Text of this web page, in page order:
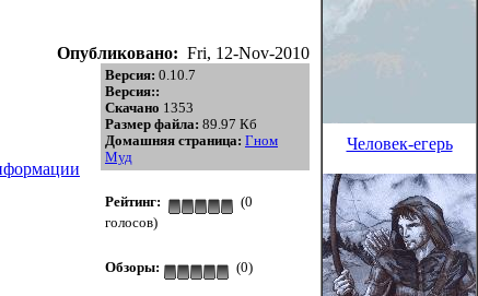
Опубликовано: Fri, 12-Nov-2010
Версия: 0.10.7
Версия::
Скачано 1353
Размер файла: 89.97 Кб
Домашняя страница: Гном
Муд
Рейтинг:
(0
голосов)
Обзоры: (0)
Человек-егерь